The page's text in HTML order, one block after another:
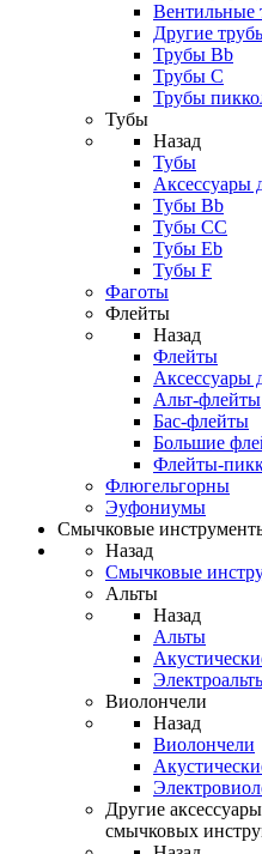
Вентильные
Другие
Трубы Bb
Трубы C
Трубы
Тубы
Назад
Тубы
Аксессуары
Тубы Bb
Тубы CC
Тубы Eb
Тубы F
Фаготы
Флейты
Назад
Флейты
Аксессуары
Альт-флейты
Бас-флейты
Большие
Флейты-
Флюгельгорны
Эуфониумы
Смычковые
Назад
Смычковые
Альты
Назад
Альты
Виолончели
Назад
Виолончели
Другие
смычковых